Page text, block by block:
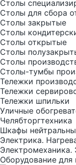
Столы
Столы для сбора
Столы закрытые
Столы
Столы открытые
Столы
Столы
Столы-тумбы
Тележки
Тележки
Тележки шпильки
Уличные
Челябторгтехника
Шкафы
Электрика.
Электромеханика.
Оборудование для